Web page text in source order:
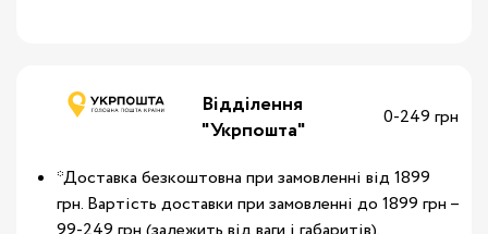
Відділення
"Укрпошта"
0-249 грн
*Доставка безкоштовна при замовленні від 1899
грн. Вартість доставки при замовленні до 1899 грн –